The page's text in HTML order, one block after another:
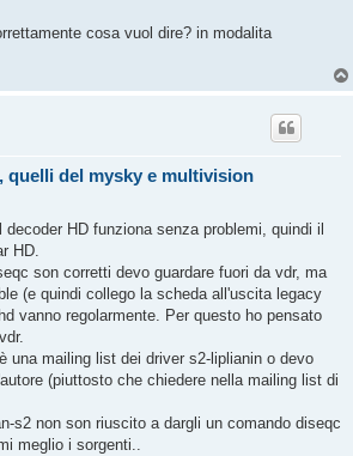
cosa vuol dire? in modalita
quelli del mysky e multivision
HD funziona senza problemi, quindi il
HD.
son corretti devo guardare fuori da vdr, ma
(e quindi collego la scheda all'uscita legacy
vanno regolarmente. Per questo ho pensato
una mailing list dei driver s2-liplianin o devo
(piuttosto che chiedere nella mailing list di
s2 non son riuscito a dargli un comando diseqc
meglio i sorgenti..